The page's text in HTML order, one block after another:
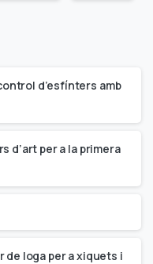
d’esfínters amb
d’art per a la primera
de Ioga per a xiquets i